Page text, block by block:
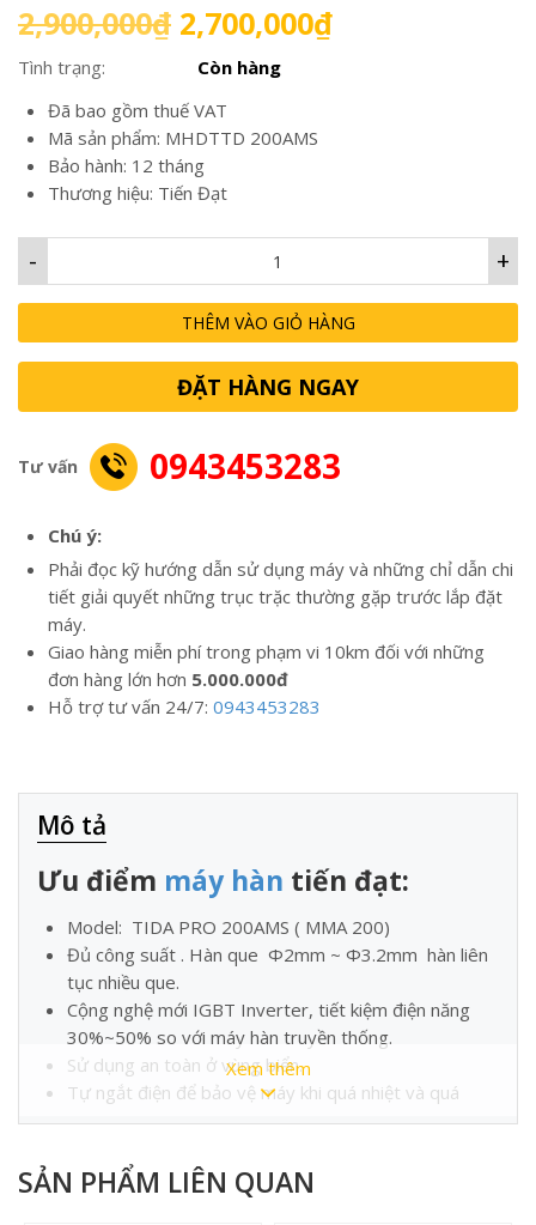
2,900,000₫ Giá
gốc
là:
2,900,000₫.
2,700,000₫Giá
Tình trạng:
Còn hàng
Đã bao gồm thuế VAT
Mã sản phẩm: MHDTTD 200AMS
Bảo hành: 12 tháng
Thương hiệu: Tiến Đạt
+
-
THÊM VÀO GIỎ HÀNG
ĐẶT HÀNG NGAY
Tư vấn 0943453283
Chú ý:
Phải đọc kỹ hướng dẫn sử dụng máy và những chỉ dẫn chi
tiết giải quyết những trục trặc thường gặp trước lắp đặt
máy.
Giao hàng miễn phí trong phạm vi 10km đối với những
đơn hàng lớn hơn 5.000.000đ
Hỗ trợ tư vấn 24/7: 0943453283
Mô tả
Ưu điểm máy hàn tiến đạt:
Model: TIDA PRO 200AMS ( MMA 200)
Đủ công suất . Hàn que Ф2mm ~ Ф3.2mm hàn liên
tục nhiều que.
Cộng nghệ mới IGBT Inverter, tiết kiệm điện năng
30%~50% so với máy hàn truyền thống.
Sử dụng an toàn ở vùng biển.
Tự ngắt điện để bảo vệ máy khi quá nhiệt và quá
dòng,
Chống giật đầu ra kiềm hàn giúp đảm bảo an toàn
Xem thêm
SẢN PHẨM LIÊN QUAN